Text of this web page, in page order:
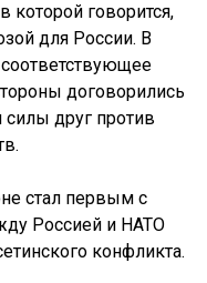
которой говорится,
для России. В
договорились
друг против
стал первым с
Россией и НАТО
конфликта.